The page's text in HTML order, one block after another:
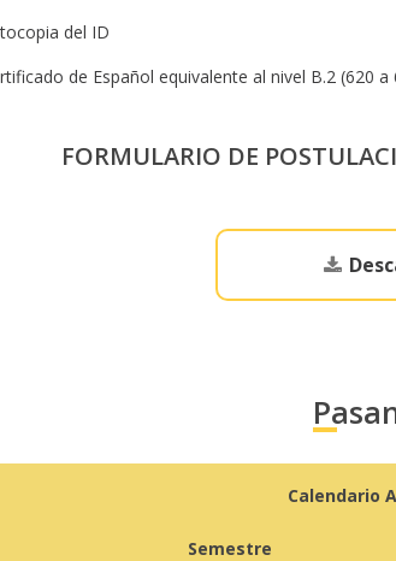
del ID
de Español equivalente al nivel B.2 (620
FORMULARIO DE
Calendario
Semestre